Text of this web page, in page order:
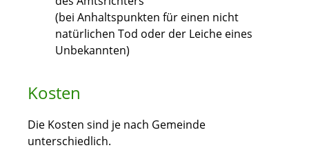
(bei Anhaltspunkten für einen nicht
natürlichen Tod oder der Leiche eines
Unbekannten)
Kosten
Die Kosten sind je nach Gemeinde
unterschiedlich.